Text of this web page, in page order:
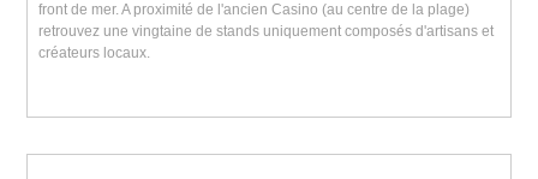
front de mer. A proximité de l'ancien Casino (au centre de la plage)
retrouvez une vingtaine de stands uniquement composés d'artisans et
créateurs locaux.